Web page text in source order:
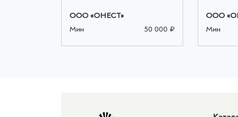
ООО «ОНЕСТ»
Мин
50 000 ₽
ООО
Мин